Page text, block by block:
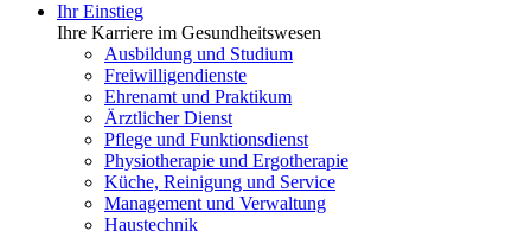
Ihr Einstieg
Ihre Karriere im Gesundheitswesen
Ausbildung und Studium
Freiwilligendienste
Ehrenamt und Praktikum
Ärztlicher Dienst
Pflege und Funktionsdienst
Physiotherapie und Ergotherapie
Küche, Reinigung und Service
Management und Verwaltung
Haustechnik